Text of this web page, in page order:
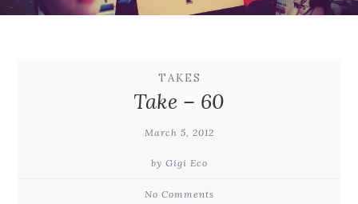
TAKES
Take – 60
March 5, 2012
by Gigi Eco
No Comments